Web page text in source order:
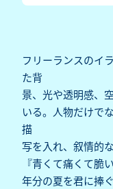
フリーランスのイ
た背
景、光や透明感、
いる。人物だけで
描
写を入れ、叙情的
『青くて痛くて脆
年分の夏を君に捧